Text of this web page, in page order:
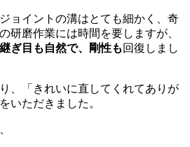
ョイントの溝はとても細かく、奇
研磨作業には時間を要しますが、
ぎ目も自然で、剛性も 回復しまし
、「きれいに直してくれてありが
いただきました。